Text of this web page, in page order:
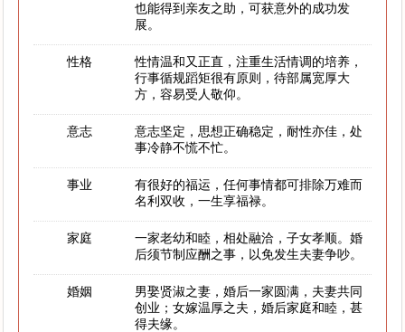
也能得到亲友之助，可获意外的成功发
展。
性格
性情温和又正直，注重生活情调的培养，
行事循规蹈矩很有原则，待部属宽厚大
方，容易受人敬仰。
意志
意志坚定，思想正确稳定，耐性亦佳，处
事冷静不慌不忙。
事业
有很好的福运，任何事情都可排除万难而
名利双收，一生享福禄。
家庭
一家老幼和睦，相处融洽，子女孝顺。婚
后须节制应酬之事，以免发生夫妻争吵。
婚姻
男娶贤淑之妻，婚后一家圆满，夫妻共同
创业；女嫁温厚之夫，婚后家庭和睦，甚
得夫缘。